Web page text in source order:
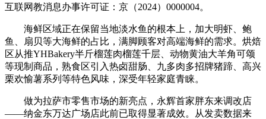
互联网教消息办事许可证：京（2024）0000004。
海鲜区域正在保留当地淡水鱼的根本上，加大明虾、鲍
鱼、扇贝等大海鲜的占比，满脚顾客对高端海鲜的需求。烘焙
区从推YHBakery半斤榴莲肉榴莲千层、动物黄油大羊角可颂
等现制商品，熟食区引入热卤甜肠、九多肉多招牌猪蹄、高兴
栗欢愉薯系列等特色风味，深受年轻家庭青睐。
做为拉萨市零售市场的新亮点，永辉首家胖东来调改店
——纳金东万达广场店此前已取得显著成效。从发卖数据来